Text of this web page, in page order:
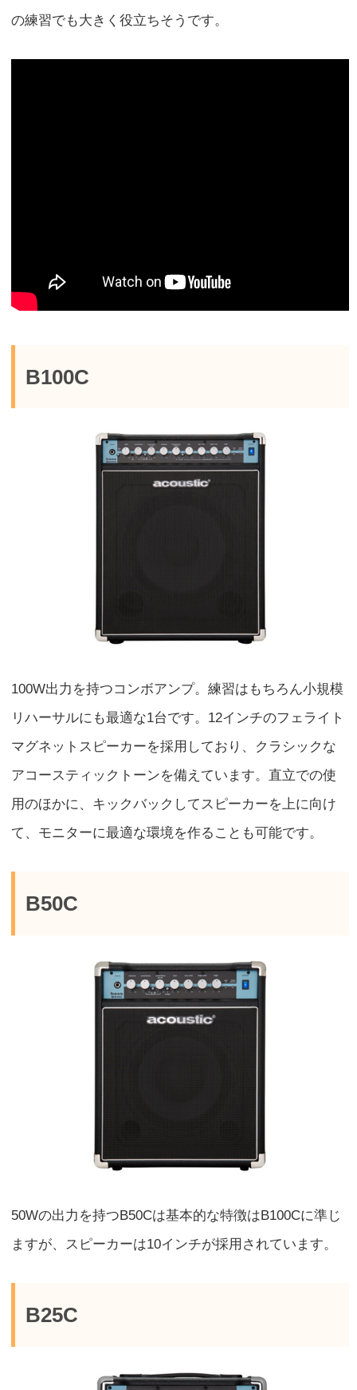
の練習でも大きく役立ちそうです。
B100C
100W出力を持つコンボアンプ。練習はもちろん小規模
リハーサルにも最適な1台です。12インチのフェライト
マグネットスピーカーを採用しており、クラシックな
アコースティックトーンを備えています。直立での使
用のほかに、キックバックしてスピーカーを上に向け
て、モニターに最適な環境を作ることも可能です。
B50C
50Wの出力を持つB50Cは基本的な特徴はB100Cに準じ
ますが、スピーカーは10インチが採用されています。
B25C